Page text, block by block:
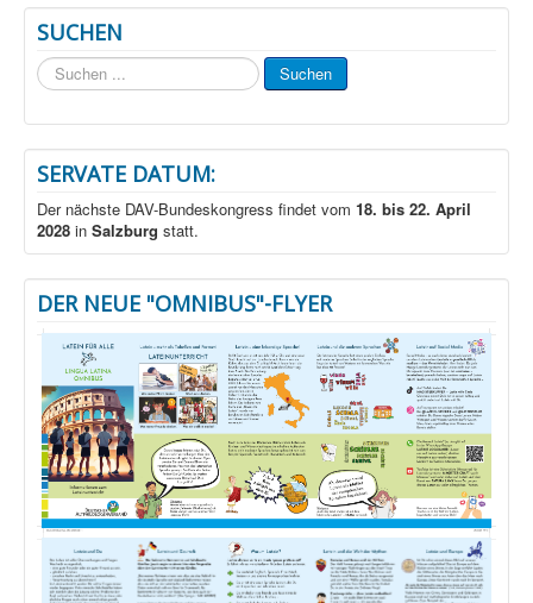
SUCHEN
Suchen
...
Suchen
SERVATE DATUM:
Der nächste DAV-Bundeskongress findet vom 18. bis 22. April
2028 in Salzburg statt.
DER NEUE "OMNIBUS"-FLYER